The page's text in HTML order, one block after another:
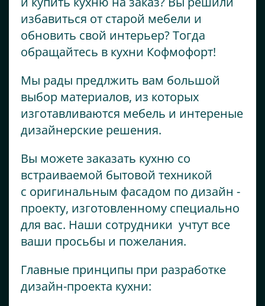
избавиться от старой мебели и
обновить свой интерьер? Тогда
обращайтесь в кухни Кофмофорт!
Мы рады предлжить вам большой
выбор материалов, из которых
изготавливаются мебель и интереные
дизайнерские решения.
Вы можете заказать кухню со
встраиваемой бытовой техникой
с оригинальным фасадом по дизайн -
проекту, изготовленному специально
для вас. Наши сотрудники учтут все
ваши просьбы и пожелания.
Главные принципы при разработке
дизайн-проекта кухни: